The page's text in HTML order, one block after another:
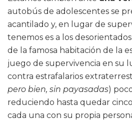
autobús de adolescentes se
acantilado y, en lugar de
tenemos es a los
de la famosa habitación de la
juego de supervivencia en su
contra estrafalarios
pero bien, sin payasadas)
reduciendo hasta quedar
cada una con su propia